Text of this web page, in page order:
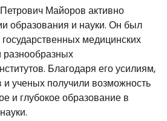
Майоров активно
образования и науки. Он был
медицинских
Благодаря его усилиям,
и ученых получили возможность
и глубокое образование в